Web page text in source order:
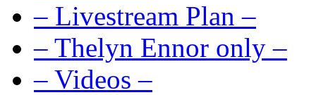
– Livestream Plan –
– Thelyn Ennor only –
– Videos –